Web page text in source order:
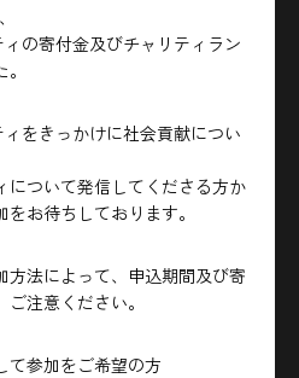
ィの寄付金及びチャリティラン
ィをきっかけに社会貢献につい
について発信してくださる方か
お待ちしております。
方法によって、申込期間及び寄
注意ください。
参加をご希望の方